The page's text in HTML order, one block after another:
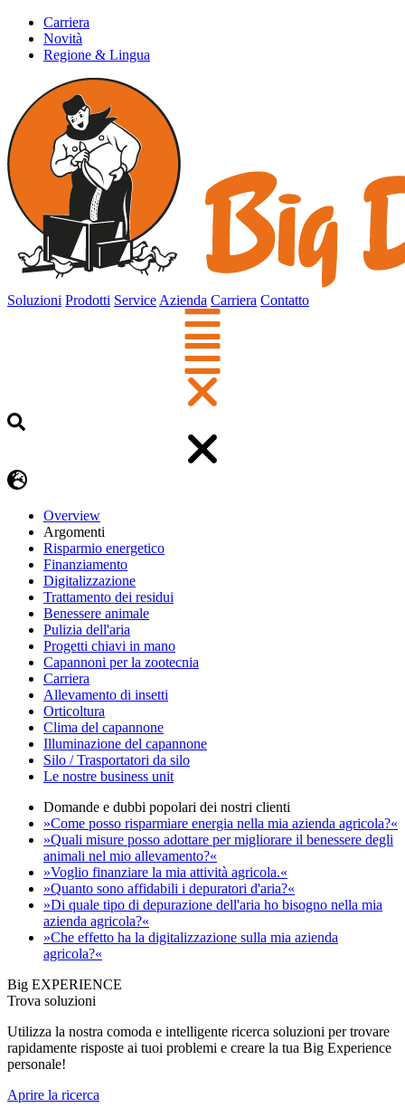
Carriera
Novità
Regione & Lingua
Soluzioni Prodotti Service Azienda Carriera Contatto
Overview
Argomenti
Risparmio energetico
Finanziamento
Digitalizzazione
Trattamento dei residui
Benessere animale
Pulizia dell'aria
Progetti chiavi in mano
Capannoni per la zootecnia
Carriera
Allevamento di insetti
Orticoltura
Clima del capannone
Illuminazione del capannone
Silo / Trasportatori da silo
Le nostre business unit
Domande e dubbi popolari dei nostri clienti
»Come posso risparmiare energia nella mia azienda agricola?«
»Quali misure posso adottare per migliorare il benessere degli
animali nel mio allevamento?«
»Voglio finanziare la mia attività agricola.«
»Quanto sono affidabili i depuratori d'aria?«
»Di quale tipo di depurazione dell'aria ho bisogno nella mia
azienda agricola?«
»Che effetto ha la digitalizzazione sulla mia azienda
agricola?«
Big EXPERIENCE
Trova soluzioni
Utilizza la nostra comoda e intelligente ricerca soluzioni per trovare
rapidamente risposte ai tuoi problemi e creare la tua Big Experience
personale!
Aprire la ricerca